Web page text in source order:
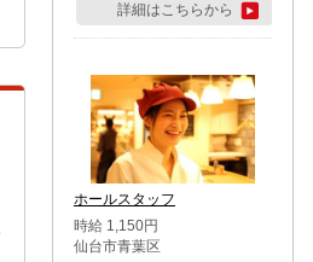
詳細はこちらから
ホールスタッフ
時給 1,150円
仙台市青葉区